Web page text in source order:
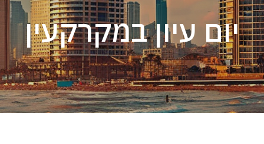
יום עיון במקרקעין